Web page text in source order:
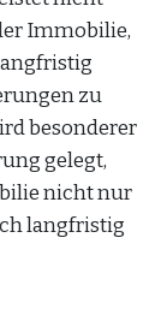
Immobilie,
zu
besonderer
gelegt,
nicht nur
langfristig